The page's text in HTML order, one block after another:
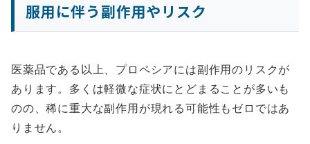
服用に伴う副作用やリスク
医薬品である以上、プロペシアには副作用のリスクが
あります。多くは軽微な症状にとどまることが多いも
のの、稀に重大な副作用が現れる可能性もゼロではあ
りません。